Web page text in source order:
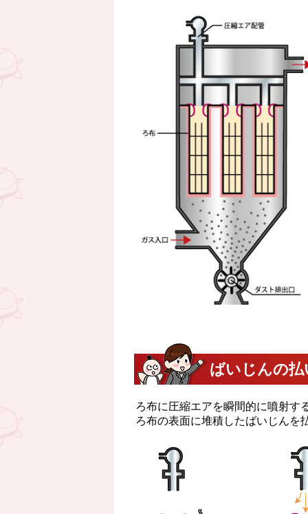
ばいじんの
ろ布に圧縮エアを瞬間的に噴射す
ろ布の表面に堆積したばいじんを